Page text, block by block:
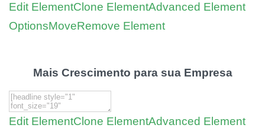
Edit ElementClone ElementAdvanced Element
OptionsMoveRemove Element
Mais Crescimento para sua Empresa
Edit ElementClone ElementAdvanced Element